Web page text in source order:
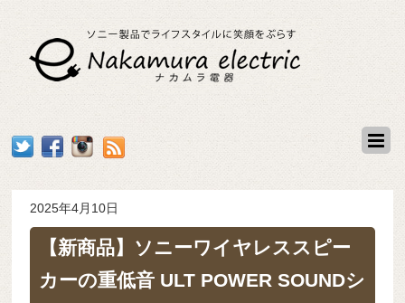
2025年4月10日
【新商品】ソニーワイヤレススピー
カーの重低音 ULT POWER SOUNDシ